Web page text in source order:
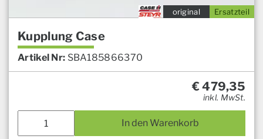
Ersatzteil
original
Kupplung Case
Artikel Nr: SBA185866370
€479,35
inkl. MwSt.
In den Warenkorb